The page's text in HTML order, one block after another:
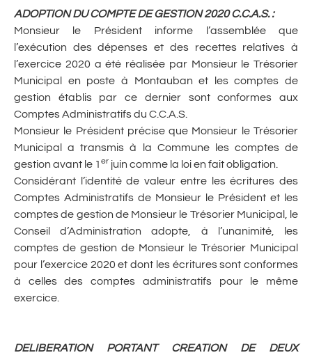
ADOPTION DU COMPTE DE GESTION 2020 C.C.A.S.:
Monsieur le Président informe l’assemblée que
l’exécution des dépenses et des recettes relatives à
l’exercice 2020 a été réalisée par Monsieur le Trésorier
Municipal en poste à Montauban et les comptes de
gestion établis par ce dernier sont conformes aux
Comptes Administratifs du C.C.A.S.
Monsieur le Président précise que Monsieur le Trésorier
Municipal a transmis à la Commune les comptes de
gestion avant le 1 er juin comme la loi en fait obligation.
Considérant l’identité de valeur entre les écritures des
Comptes Administratifs de Monsieur le Président et les
comptes de gestion de Monsieur le Trésorier Municipal, le
Conseil d’Administration adopte, à l’unanimité, les
comptes de gestion de Monsieur le Trésorier Municipal
pour l’exercice 2020 et dont les écritures sont conformes
à celles des comptes administratifs pour le même
exercice.
DELIBERATION PORTANT CREATION DE DEUX